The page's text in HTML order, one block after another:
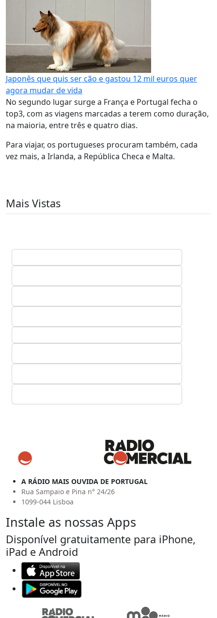
Japonês que quis ser cão e gastou 12 mil euros quer
agora mudar de vida
No segundo lugar surge a França e Portugal fecha o
top3, com as viagens marcadas a terem como duração,
na maioria, entre três e quatro dias.
Para viajar, os portugueses procuram também, cada
vez mais, a Irlanda, a República Checa e Malta.
Mais Vistas
A RÁDIO MAIS OUVIDA DE PORTUGAL
Rua Sampaio e Pina n° 24/26
1099-044 Lisboa
Instale as nossas Apps
Disponível gratuitamente para iPhone,
iPad e Android